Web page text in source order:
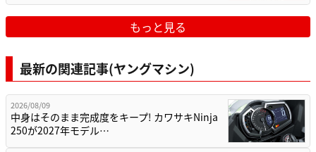
もっと見る
最新の関連記事(ヤングマシン)
2026/08/09
中身はそのまま完成度をキープ! カワサキNinja
250が2027年モデル…